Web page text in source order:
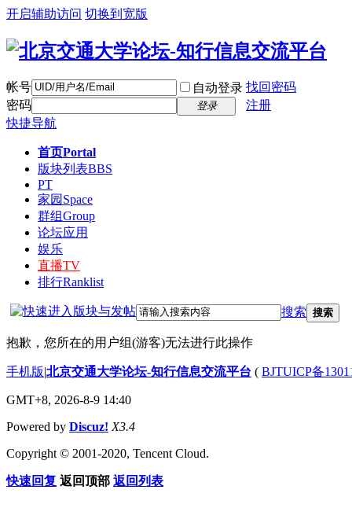
开启辅助访问 切换到宽版
帐号 自动登录 找回密码
密码
登录
注册
快捷导航
首页Portal
版块列表BBS
PT
家园 Space
群组Group
论坛应用
娱乐
直播TV
排行Ranklist
搜索 搜索
抱歉，您所在的用户组(游客)无法进行此操作
手机版|北京交通大学论坛-知行信息交流平台 ( BJTUICP备
GMT+8, 2026-8-9 14:40
Powered by Discuz! X3.4
Copyright © 2001-2020, Tencent Cloud.
快速回复 返回顶部 返回列表